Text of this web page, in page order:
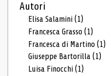
Autori
Elisa Salamini(1)
Francesca Grasso(1)
Francesca di Martino(1)
Giuseppe Bartorilla(1)
Luisa Finocchi(1)